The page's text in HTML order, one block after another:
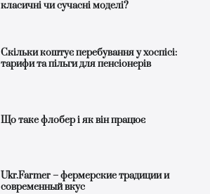
класичні чи сучасні моделі?
Скільки коштує перебування у хоспісі:
тарифи та пільги для пенсіонерів
Що таке флобер і як він працює
Ukr.Farmer – фермерские традиции и
современный вкус